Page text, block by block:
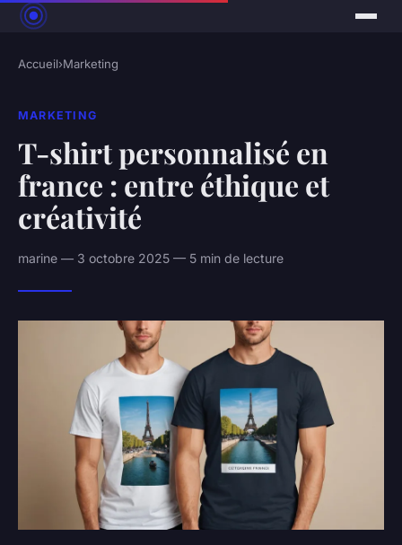
Accueil›Marketing
MARKETING
T-shirt personnalisé en
france : entre éthique et
créativité
marine — 3 octobre 2025 — 5 min de lecture